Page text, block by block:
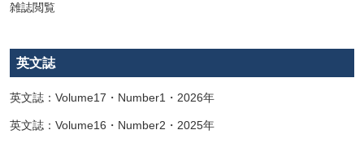
雑誌閲覧
英文誌
英文誌：Volume17・Number1・2026年
英文誌：Volume16・Number2・2025年